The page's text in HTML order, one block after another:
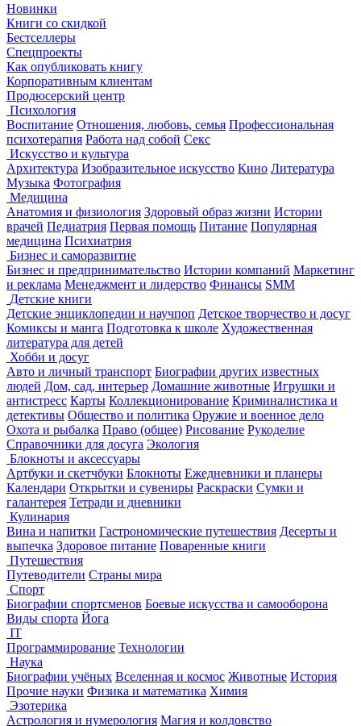
Новинки
Книги со скидкой
Бестселлеры
Спецпроекты
Как опубликовать книгу
Корпоративным клиентам
Продюсерский центр
Психология
Воспитание Отношения, любовь, семья Профессиональная
психотерапия Работа над собой Секс
Искусство и культура
Архитектура Изобразительное искусство Кино Литература
Музыка Фотография
Медицина
Анатомия и физиология Здоровый образ жизни Истории
врачей Педиатрия Первая помощь Питание Популярная
медицина Психиатрия
Бизнес и саморазвитие
Бизнес и предпринимательство Истории компаний Маркетинг
и реклама Менеджмент и лидерство Финансы SMM
Детские книги
Детские энциклопедии и научпоп Детское творчество и досуг
Комиксы и манга Подготовка к школе Художественная
литература для детей
Хобби и досуг
Авто и личный транспорт Биографии других известных
людей Дом, сад, интерьер Домашние животные Игрушки и
антистресс Карты Коллекционирование Криминалистика и
детективы Общество и политика Оружие и военное дело
Охота и рыбалка Право (общее) Рисование Рукоделие
Справочники для досуга Экология
Блокноты и аксессуары
Артбуки и скетчбуки Блокноты Ежедневники и планеры
Календари Открытки и сувениры Раскраски Сумки и
галантерея Тетради и дневники
Кулинария
Вина и напитки Гастрономические путешествия Десерты и
выпечка Здоровое питание Поваренные книги
Путешествия
Путеводители Страны мира
Спорт
Биографии спортсменов Боевые искусства и самооборона
Виды спорта Йога
IT
Программирование Технологии
Наука
Биографии учёных Вселенная и космос Животные История
Прочие науки Физика и математика Химия
Эзотерика
Астрология и нумерология Магия и колдовство